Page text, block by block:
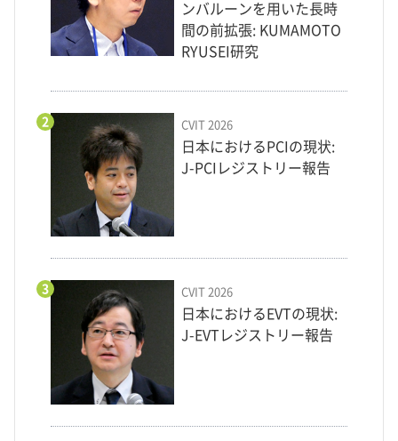
ンバルーンを用いた長時
間の前拡張: KUMAMOTO
RYUSEI研究
2 CVIT 2026
日本におけるPCIの現状:
J-PCIレジストリー報告
3 CVIT 2026
日本におけるEVTの現状:
J-EVTレジストリー報告